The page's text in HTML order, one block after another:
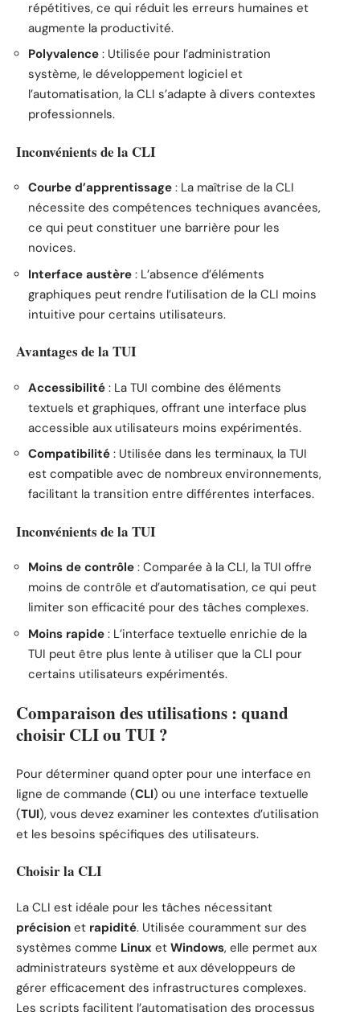
répétitives, ce qui réduit les erreurs humaines et
augmente la productivité.
Polyvalence : Utilisée pour l’administration
système, le développement logiciel et
l’automatisation, la CLI s’adapte à divers contextes
professionnels.
Inconvénients de la CLI
Courbe d’apprentissage : La maîtrise de la CLI
nécessite des compétences techniques avancées,
ce qui peut constituer une barrière pour les
novices.
Interface austère : L’absence d’éléments
graphiques peut rendre l’utilisation de la CLI moins
intuitive pour certains utilisateurs.
Avantages de la TUI
Accessibilité : La TUI combine des éléments
textuels et graphiques, offrant une interface plus
accessible aux utilisateurs moins expérimentés.
Compatibilité : Utilisée dans les terminaux, la TUI
est compatible avec de nombreux environnements,
facilitant la transition entre différentes interfaces.
Inconvénients de la TUI
Moins de contrôle : Comparée à la CLI, la TUI offre
moins de contrôle et d’automatisation, ce qui peut
limiter son efficacité pour des tâches complexes.
Moins rapide : L’interface textuelle enrichie de la
TUI peut être plus lente à utiliser que la CLI pour
certains utilisateurs expérimentés.
Comparaison des utilisations : quand
choisir CLI ou TUI ?
Pour déterminer quand opter pour une interface en
ligne de commande (CLI) ou une interface textuelle
(TUI), vous devez examiner les contextes d’utilisation
et les besoins spécifiques des utilisateurs.
Choisir la CLI
La CLI est idéale pour les tâches nécessitant
précision et rapidité. Utilisée couramment sur des
systèmes comme Linux et Windows, elle permet aux
administrateurs système et aux développeurs de
gérer efficacement des infrastructures complexes.
Les scripts facilitent l’automatisation des processus